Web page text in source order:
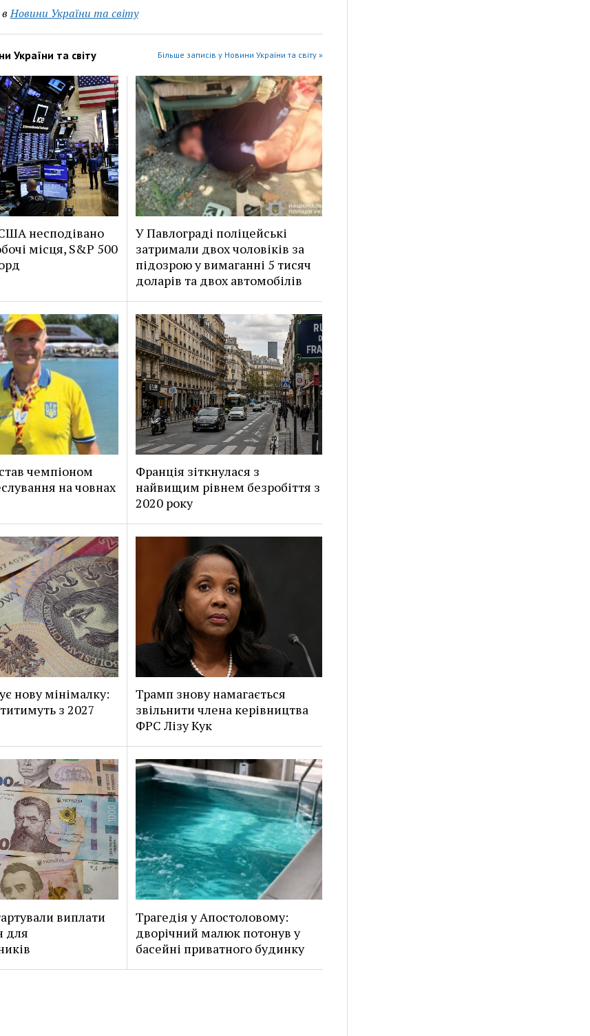
Новини України та світу
України та світу Більше записів у Новини України та світу »
несподівано
місця, S&P 500
У Павлограді поліцейські
затримали двох чоловіків за
підозрою у вимаганні 5 тисяч
доларів та двох автомобілів
чемпіоном
на човнах
Франція зіткнулася з
найвищим рівнем безробіття з
2020 року
нову мінімалку:
з 2027
Трамп знову намагається
звільнити члена керівництва
ФРС Лізу Кук
виплати
для
Трагедія у Апостоловому:
дворічний малюк потонув у
басейні приватного будинку